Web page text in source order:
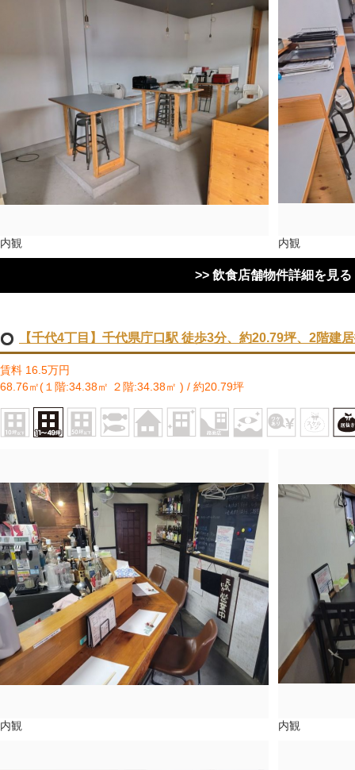
内観 内観
>> 飲食店舗物件詳細を見る
【千代4丁目】千代県庁口駅 徒歩3分、約20.79坪、2階建
賃料 16.5万円
68.76㎡(１階:34.38㎡ ２階:34.38㎡ ) / 約20.79坪
内観 内観